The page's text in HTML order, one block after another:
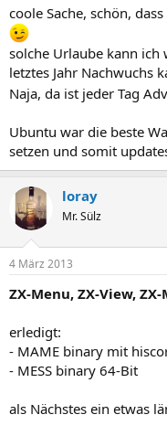
coole Sache, schön,
solche Urlaube kann ich
letztes Jahr Nachwuchs
Naja, da ist jeder Tag
Ubuntu war die beste
setzen und somit
loray
Mr. Sülz
4 März 2013
ZX-Menu, ZX-View,
erledigt:
- MAME binary mit
- MESS binary 64-Bit
als Nächstes ein etwas